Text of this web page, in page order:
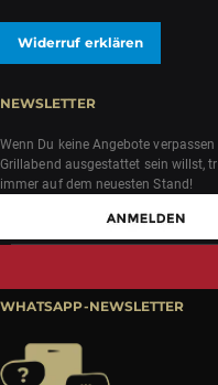
Widerruf erklären
NEWSLETTER
Wenn Du keine Angebote
Grillabend ausgestattet sein willst,
immer auf dem neuesten Stand!
WHATSAPP-NEWSLETTER